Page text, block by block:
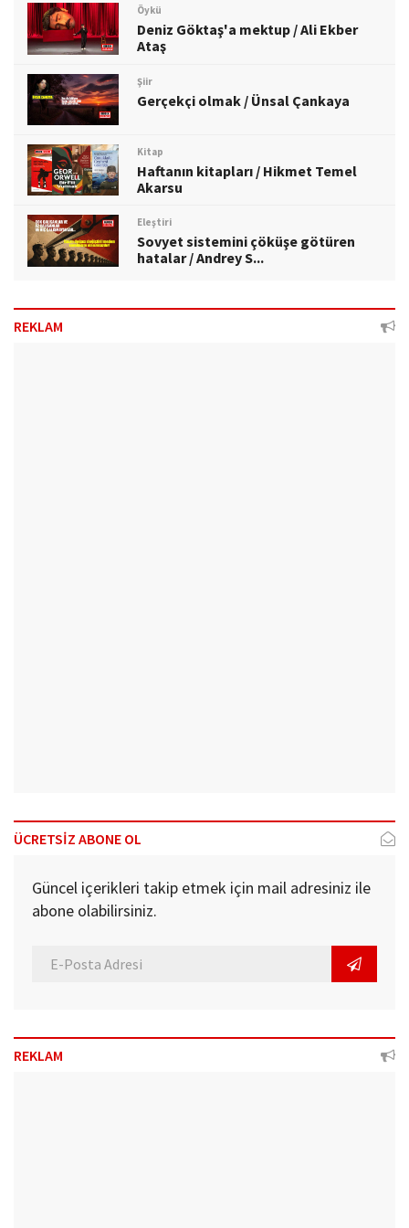
Öykü
Deniz Göktaş'a mektup / Ali Ekber
Ataş
Şiir
Gerçekçi olmak / Ünsal Çankaya
Kitap
Haftanın kitapları / Hikmet Temel
Akarsu
Eleştiri
Sovyet sistemini çöküşe götüren
hatalar / Andrey S...
REKLAM
ÜCRETSİZ ABONE OL
Güncel içerikleri takip etmek için mail adresiniz ile
abone olabilirsiniz.
REKLAM